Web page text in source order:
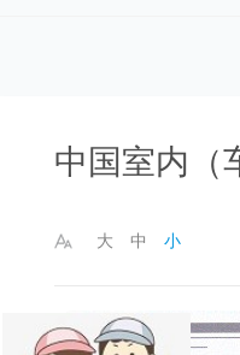
中国室内（
大 中 小